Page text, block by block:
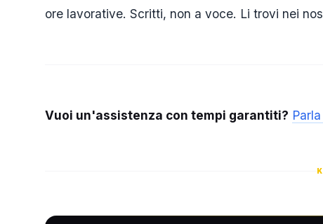
ore lavorative. Scritti, non a voce. Li trovi nei
Vuoi un'assistenza con tempi garantiti?